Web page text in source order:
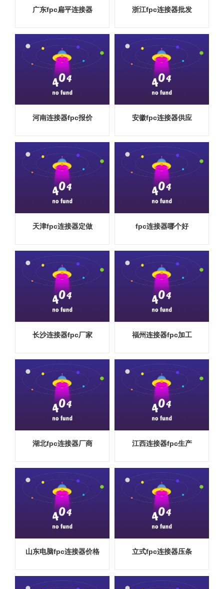
广东fpc扁平连接器 浙江fpc连接器批发
河南连接器fpc报价 安徽fpc连接器供应
天津fpc连接器定做 fpc连接器哪个好
长沙连接器fpc厂家 福州连接器fpc加工
湖北fpc连接器厂商 江西连接器fpc生产
山东电脑fpc连接器价格 立式fpc连接器压条